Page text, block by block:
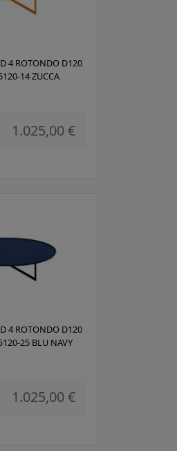
4 ROTONDO D120
14 ZUCCA
1.025,00 €
4 ROTONDO D120
25 BLU NAVY
1.025,00 €